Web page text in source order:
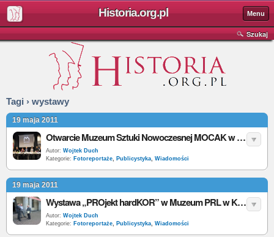
Historia.org.pl Menu
Szukaj
Tagi › wystawy
19 maja 2011
Otwarcie Muzeum Sztuki Nowoczesnej MOCAK w Krakowie [Foto]
Autor: Wojtek Duch
Kategorie: Fotoreportaże, Publicystyka, Wiadomości
19 maja 2011
Wystawa „PROjekt hardKOR” w Muzeum PRL w Krakowie [Foto]
Autor: Wojtek Duch
Kategorie: Fotoreportaże, Publicystyka, Wiadomości